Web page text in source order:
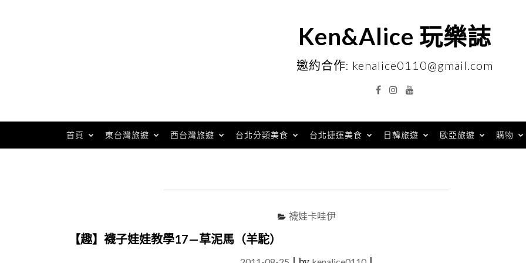
Ken&Alice 玩樂誌
邀約合作: kenalice0110@gmail.com
FacebookInstagramYouTube
首頁 東台灣旅遊 西台灣旅遊 台北分類美食 台北捷運美食 日韓旅遊 歐亞旅遊 購物
襪娃卡哇伊
【趣】襪子娃娃教學17—草泥馬（羊駝）